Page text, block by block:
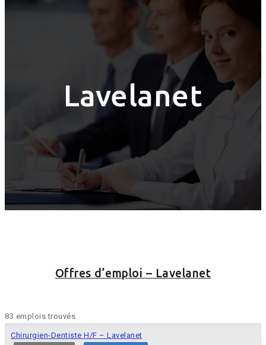
Lavelanet
Offres d’emploi – Lavelanet
83 emplois trouvés
Chirurgien-Dentiste H/F – Lavelanet